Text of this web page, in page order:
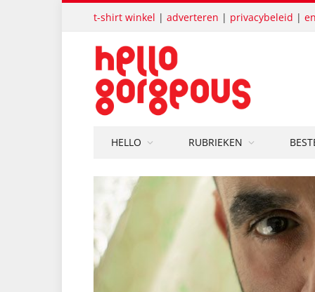
t-shirt winkel | adverteren | privacybeleid |
HELLO RUBRIEKEN